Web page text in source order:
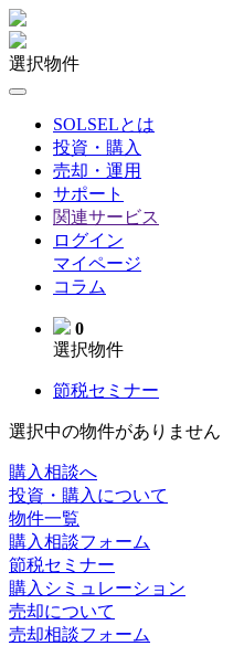
選択物件
SOLSELとは
投資・購入
売却・運用
サポート
関連サービス
ログイン
マイページ
コラム
0
選択物件
節税セミナー
選択中の物件がありません
購入相談へ
投資・購入について
物件一覧
購入相談フォーム
節税セミナー
購入シミュレーション
売却について
売却相談フォーム